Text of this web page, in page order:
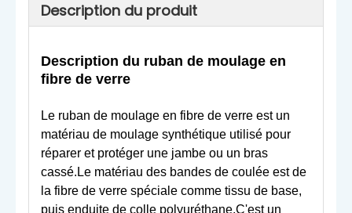
Description du produit
Description du ruban de moulage en
fibre de verre
Le ruban de moulage en fibre de verre est un
matériau de moulage synthétique utilisé pour
réparer et protéger une jambe ou un bras
cassé.Le matériau des bandes de coulée est de
la fibre de verre spéciale comme tissu de base,
puis enduite de colle polyuréthane.C'est un